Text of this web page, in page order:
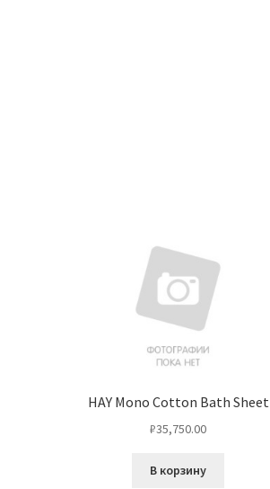
HAY Mono Cotton Bath Sheet
₽35,750.00
В корзину